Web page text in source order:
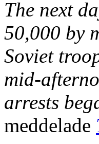
The next
50,000 by
Soviet
mid-
arrests
meddelade